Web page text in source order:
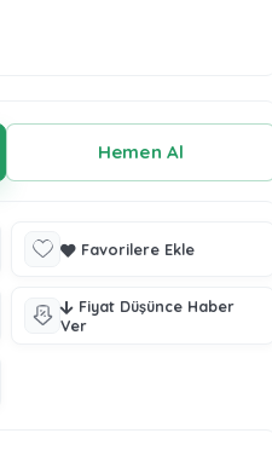
Favorilere Ekle
Fiyat Düşünce Haber
Ver